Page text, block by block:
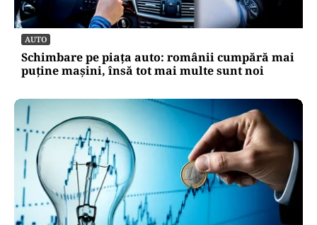
AUTO
Schimbare pe piața auto: românii cumpără mai
puține mașini, însă tot mai multe sunt noi